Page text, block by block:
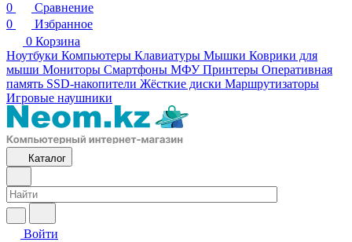
0
Сравнение
0
Избранное
0 Корзина
Ноутбуки Компьютеры Клавиатуры Мышки Коврики для
мыши Мониторы Смартфоны МФУ Принтеры Оперативная
память SSD-накопители Жёсткие диски Маршрутизаторы
Игровые наушники
Каталог
Войти